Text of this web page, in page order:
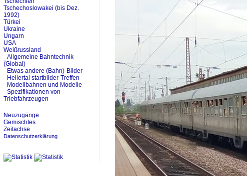
Tschechoslowakei (bis Dez.
1992)
Türkei
Ukraine
Ungarn
USA
Weißrussland
_Allgemeine Bahntechnik
(Global)
_Etwas andere (Bahn)-Bilder
_Hellertal startbilder-Treffen
_Modellbahnen und Modelle
_Spezifikationen von
Triebfahrzeugen
Neuzugänge
Gemischtes
Zeitachse
Datenschutzerklärung